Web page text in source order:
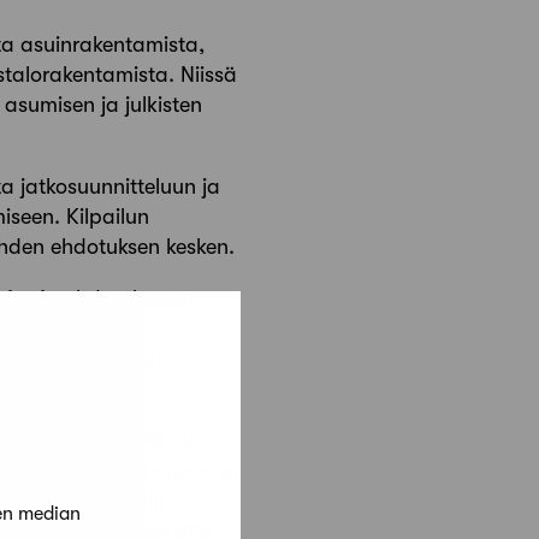
median
asuinrakentamista,
Niissä
ja julkisten
jatkosuunnitteluun ja
Kilpailun
ehdotuksen kesken.
ehdotuksessa
pientalo- ja
tyylikkäästi.
luomiseen.
Rantapuistosta
vanhaa rajausta,
ja
on täydennetty